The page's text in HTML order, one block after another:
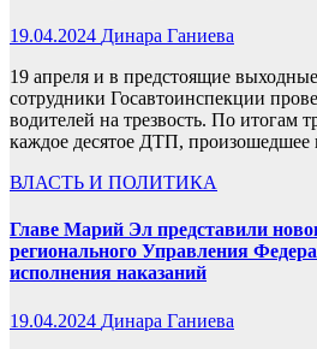
19.04.2024 Динара Ганиева
19 апреля и в предстоящие
сотрудники Госавтоинспекции
водителей на трезвость. По итогам
каждое десятое ДТП, произошедшее
ВЛАСТЬ И ПОЛИТИКА
Главе Марий Эл представили
регионального Управления
исполнения наказаний
19.04.2024 Динара Ганиева